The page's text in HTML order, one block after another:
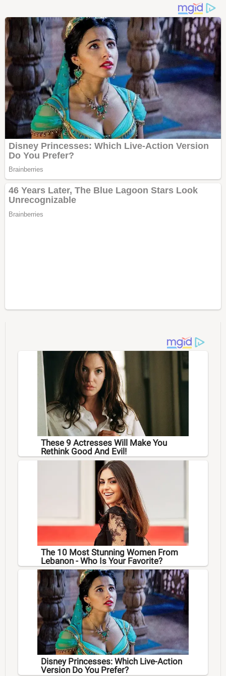
These 9 Actresses Will Make You
Rethink Good And Evil!
The 10 Most Stunning Women From
Lebanon - Who Is Your Favorite?
Disney Princesses: Which Live-Action
Version Do You Prefer?